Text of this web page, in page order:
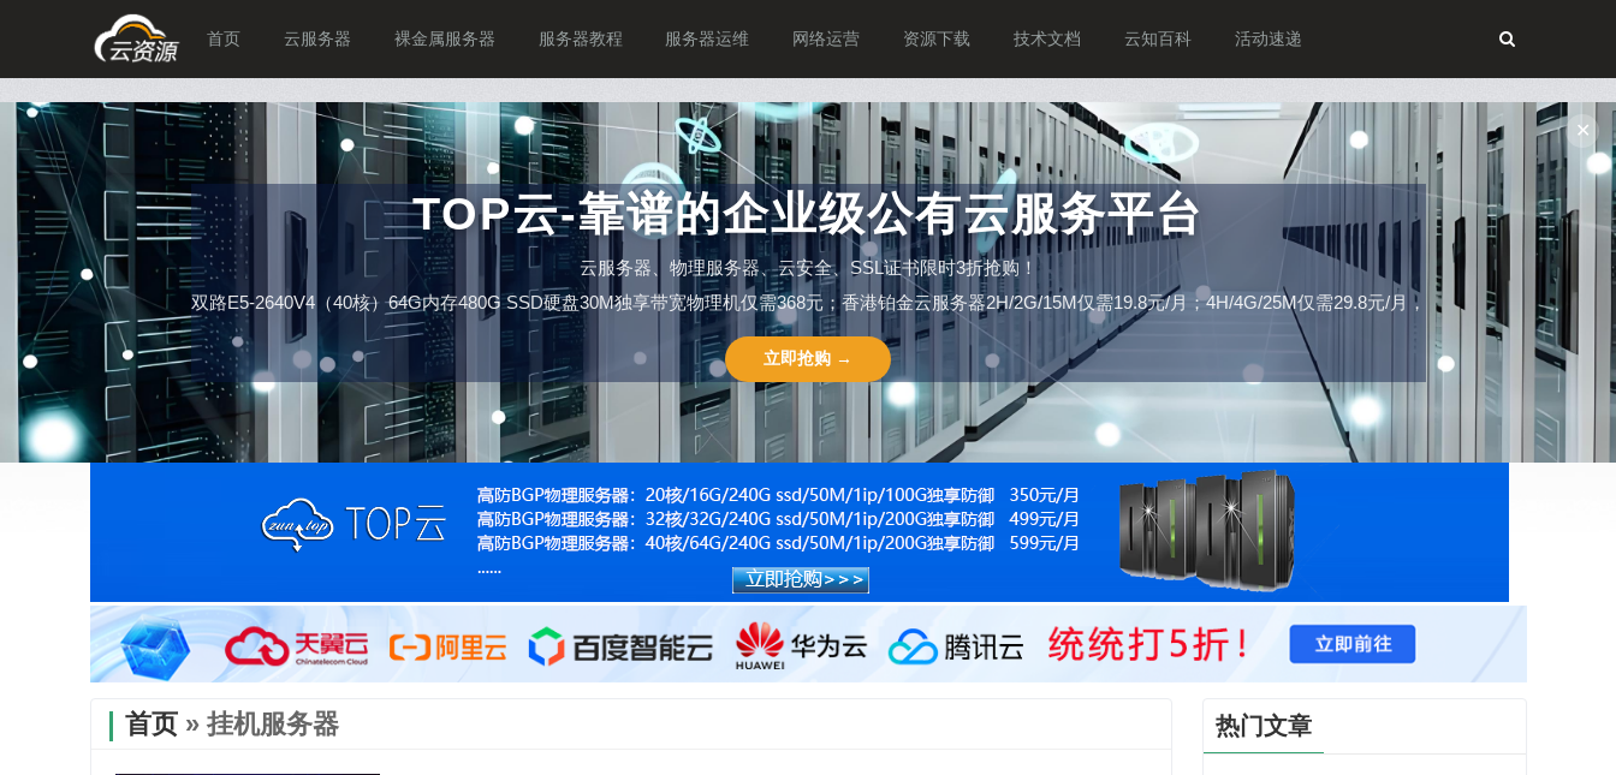
TOP云-靠谱的企业级公有云服务平台
云服务器、物理服务器、云安全、SSL证书限时3折抢购！
双路E5-2640V4（40核）64G内存480G SSD硬盘30M独享带宽物理机仅需368元；香港铂金云服务器2H/2G/15M仅需19.8元/月；4H/4G/25M仅需29.8元/月，
立即抢购 →
✕
首页 云服务器 裸金属服务器 服务器教程 服务器运维 网络运营 资源下载 技术文档 云知百科 活动速递
首页» 挂机服务器 热门文章